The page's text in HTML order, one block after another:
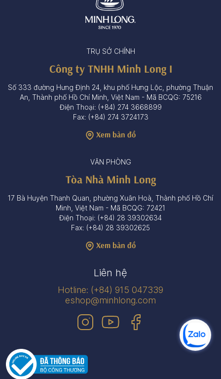
TRỤ SỞ CHÍNH
Công ty TNHH Minh Long I
Số 333 đường Hưng Định 24, khu phố Hưng Lộc, phường Thuận
An, Thành phố Hồ Chí Minh, Việt Nam - Mã BCQG: 75216
Điện Thoại: (+84) 274 3668899
Fax: (+84) 274 3724173
Xem bản đồ
VĂN PHÒNG
Tòa Nhà Minh Long
17 Bà Huyện Thanh Quan, phường Xuân Hoà, Thành phố Hồ Chí
Minh, Việt Nam - Mã BCQG: 72421
Điện Thoại: (+84) 28 39302634
Fax: (+84) 28 39302625
Xem bản đồ
Liên hệ
Hotline: (+84) 915 047339
eshop@minhlong.com